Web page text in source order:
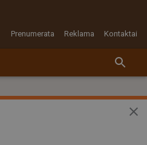
Prenumerata Reklama Kontaktai